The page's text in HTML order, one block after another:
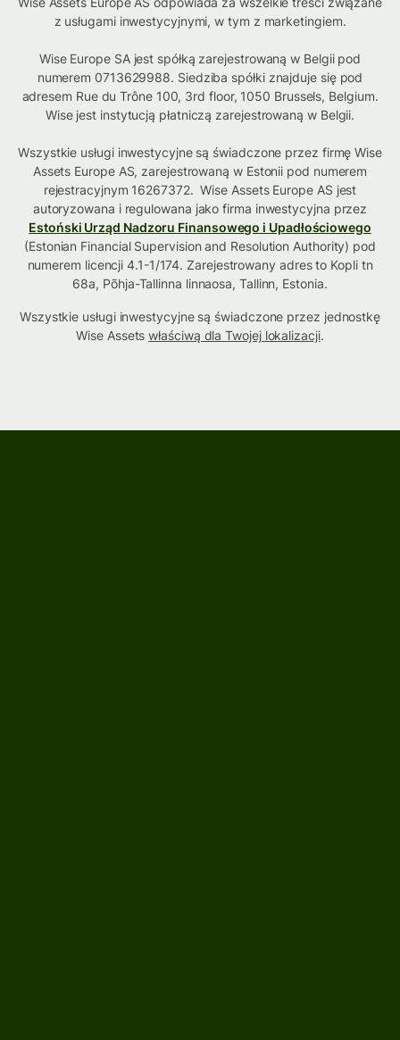
z usługami inwestycyjnymi, w tym z marketingiem.
Wise Europe SA jest spółką zarejestrowaną w Belgii pod
numerem 0713629988. Siedziba spółki znajduje się pod
adresem Rue du Trône 100, 3rd floor, 1050 Brussels, Belgium.
Wise jest instytucją płatniczą zarejestrowaną w Belgii.
Wszystkie usługi inwestycyjne są świadczone przez firmę Wise
Assets Europe AS, zarejestrowaną w Estonii pod numerem
rejestracyjnym 16267372. Wise Assets Europe AS jest
autoryzowana i regulowana jako firma inwestycyjna przez
Estoński Urząd Nadzoru Finansowego i Upadłościowego
(Estonian Financial Supervision and Resolution Authority) pod
numerem licencji 4.1-1/174. Zarejestrowany adres to Kopli tn
68a, Põhja-Tallinna linnaosa, Tallinn, Estonia.
Wszystkie usługi inwestycyjne są świadczone przez jednostkę
Wise Assetswłaściwą dla Twojej lokalizacji.